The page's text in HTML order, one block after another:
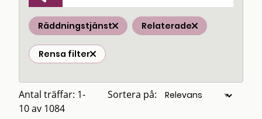
Räddningstjänst Relaterade
Rensa filter
Antal träffar: 1-
10 av 1084
Sortera på: